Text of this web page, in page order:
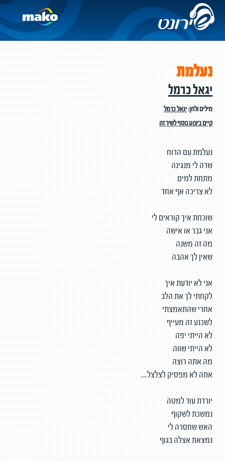
נעלמת
יגאל כרמל
מילים ולחן:יגאל כרמל
קיים ביצוע נוסף לשיר זה
נעלמת עם הרוח
שרה לי מנגינה
מתחת למים
לא צריכה אף אחד
שוכחת איך קוראים לי
אני גבר או אישה
מה זה משנה
שאין לך אהבה
אני לא יודעת איך
לקחתי לך את הלב
אחרי שהתאמצתי
לשכנע זה מעייף
לא הייתי יפה
לא הייתי שווה
מה אתה רוצה
אתה לא מפסיק לצלצל...
יורדת עוד למטה
נמשכת לשקוף
האש שחסרה לי
נמצאת אצלה בגוף